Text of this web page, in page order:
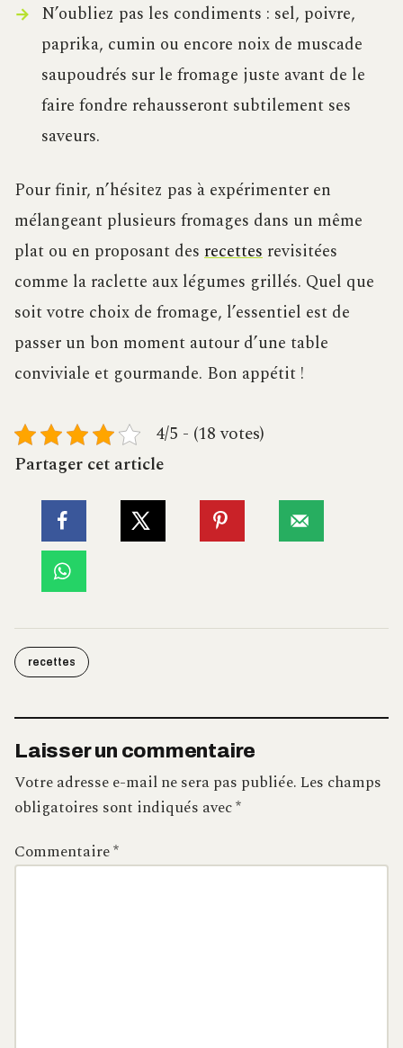
N’oubliez pas les condiments : sel, poivre,
paprika, cumin ou encore noix de muscade
saupoudrés sur le fromage juste avant de le
faire fondre rehausseront subtilement ses
saveurs.
Pour finir, n’hésitez pas à expérimenter en
mélangeant plusieurs fromages dans un même
plat ou en proposant des recettes revisitées
comme la raclette aux légumes grillés. Quel que
soit votre choix de fromage, l’essentiel est de
passer un bon moment autour d’une table
conviviale et gourmande. Bon appétit !
4/5 - (18 votes)
Partager cet article
recettes
Laisser un commentaire
Votre adresse e-mail ne sera pas publiée.Les champs
obligatoires sont indiqués avec*
Commentaire*